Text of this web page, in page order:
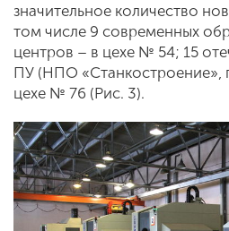
значительное количество
том числе 9 современных
центров – в цехе № 54; 15
ПУ (НПО «Станкостроение»,
цехе № 76 (Рис. 3).